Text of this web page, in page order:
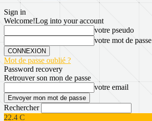
Sign in
Welcome!Log into your account
votre pseudo
votre mot de passe
Mot de passe oublié ?
Password recovery
Retrouver son mon de passe
votre email
Rechercher
22.4 C